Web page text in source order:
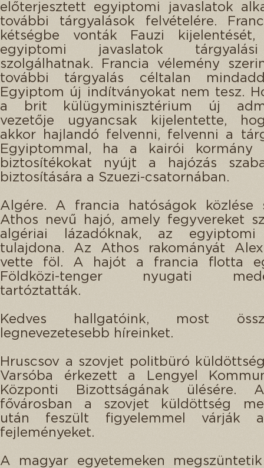
előterjesztett egyiptomi javaslatok
további tárgyalások felvételére.
kétségbe vonták Fauzi
egyiptomi javaslatok
szolgálhatnak. Francia vélemény
további tárgyalás céltalan
Egyiptom új indítványokat nem tesz.
a brit külügyminisztérium új
vezetője ugyancsak kijelentette,
akkor hajlandó felvenni, felvenni a
Egyiptommal, ha a kairói kormány
biztosítékokat nyújt a hajózás
biztosítására a Szuezi-csatornában.
Algére. A francia hatóságok közlése
Athos nevű hajó, amely fegyvereket
algériai lázadóknak, az egyiptomi
tulajdona. Az Athos rakományát
vette föl. A hajót a francia flotta
Földközi-tenger nyugati
tartóztatták.
Kedves hallgatóink, most
legnevezetesebb híreinket.
Hruscsov a szovjet politbüró
Varsóba érkezett a Lengyel
Központi Bizottságának ülésére.
fővárosban a szovjet küldöttség
után feszült figyelemmel várják
fejleményeket.
A magyar egyetemeken